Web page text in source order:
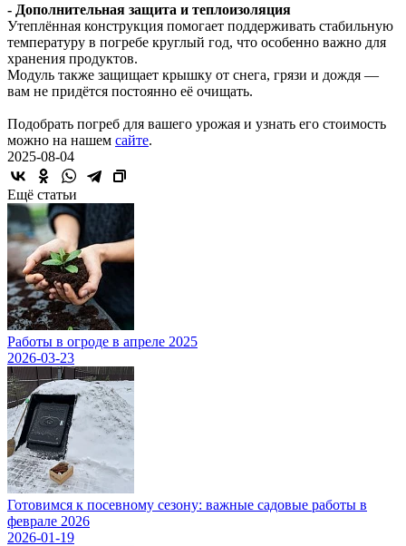
- Дополнительная защита и теплоизоляция
Утеплённая конструкция помогает поддерживать стабильную
температуру в погребе круглый год, что особенно важно для
хранения продуктов.
Модуль также защищает крышку от снега, грязи и дождя —
вам не придётся постоянно её очищать.
Подобрать погреб для вашего урожая и узнать его стоимость
можно на нашем сайте.
2025-08-04
Ещё статьи
Работы в огроде в апреле 2025
2026-03-23
Готовимся к посевному сезону: важные садовые работы в
феврале 2026
2026-01-19